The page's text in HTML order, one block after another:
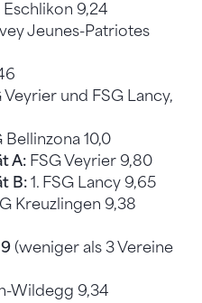
Eschlikon 9,24
Jeunes-Patriotes
Veyrier und FSG Lancy,
Bellinzona 10,0
A: FSG Veyrier 9,80
B: 1. FSG Lancy 9,65
Kreuzlingen 9,38
(weniger als 3 Vereine
Wildegg 9,34